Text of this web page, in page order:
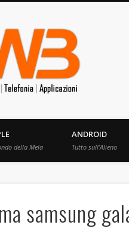
I migliori Video, Recensioni e
della Mela
ANDROID
Tutto sull’Alieno
samsung